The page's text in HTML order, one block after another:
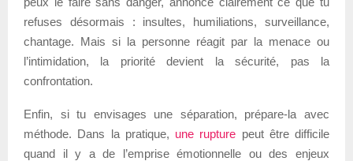
refuses désormais : insultes, humiliations, surveillance,
chantage. Mais si la personne réagit par la menace ou
l’intimidation, la priorité devient la sécurité, pas la
confrontation.
Enfin, si tu envisages une séparation, prépare-la avec
méthode. Dans la pratique, une rupture peut être difficile
quand il y a de l’emprise émotionnelle ou des enjeux